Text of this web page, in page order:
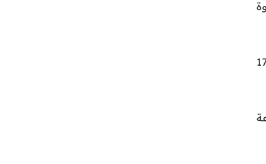
على موعد مع مواجهة قوية أمام منتخب النرويج يوم الثلاثاء 17
عند الساعة